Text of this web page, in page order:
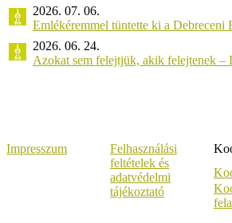
2026. 07. 06.
Emlékéremmel tüntette ki a Debreceni
2026. 06. 24.
Azokat sem felejtjük, akik felejtenek –
Impresszum
Felhasználási
feltételek és
adatvédelmi
tájékoztató